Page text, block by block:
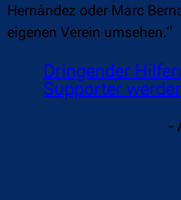
Hernández oder Marc
eigenen Verein umsehen.“
Dringender
Supporter
-